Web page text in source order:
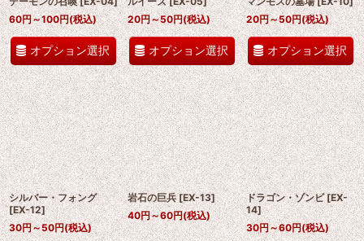
60円～100円(税込)
オプション選択
20円～50円(税込)
オプション選択
20円～50円(税込)
オプション選択
シルバー・フォング
[EX-12]
30円～50円(税込)
岩石の巨兵 [EX-13]
40円～60円(税込)
ドラゴン・ゾンビ [EX-
14]
30円～60円(税込)